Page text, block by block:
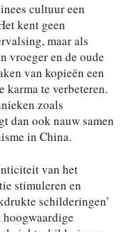
cultuur een
kent geen
maar als
vroeger en de oude
van kopieën een
karma te verbeteren.
zoals
dan ook nauw samen
in China.
van het
stimuleren en
schilderingen’